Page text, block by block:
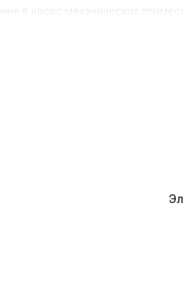
в насос механических